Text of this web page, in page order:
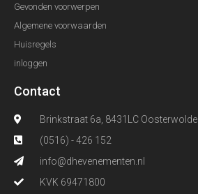
Gevonden voorwerpen
Algemene voorwaarden
Huisregels
inloggen
Contact
Brinkstraat 6a, 8431LC Oosterwolde
(0516) - 426 152
info@dhevenementen.nl
KVK 69471800